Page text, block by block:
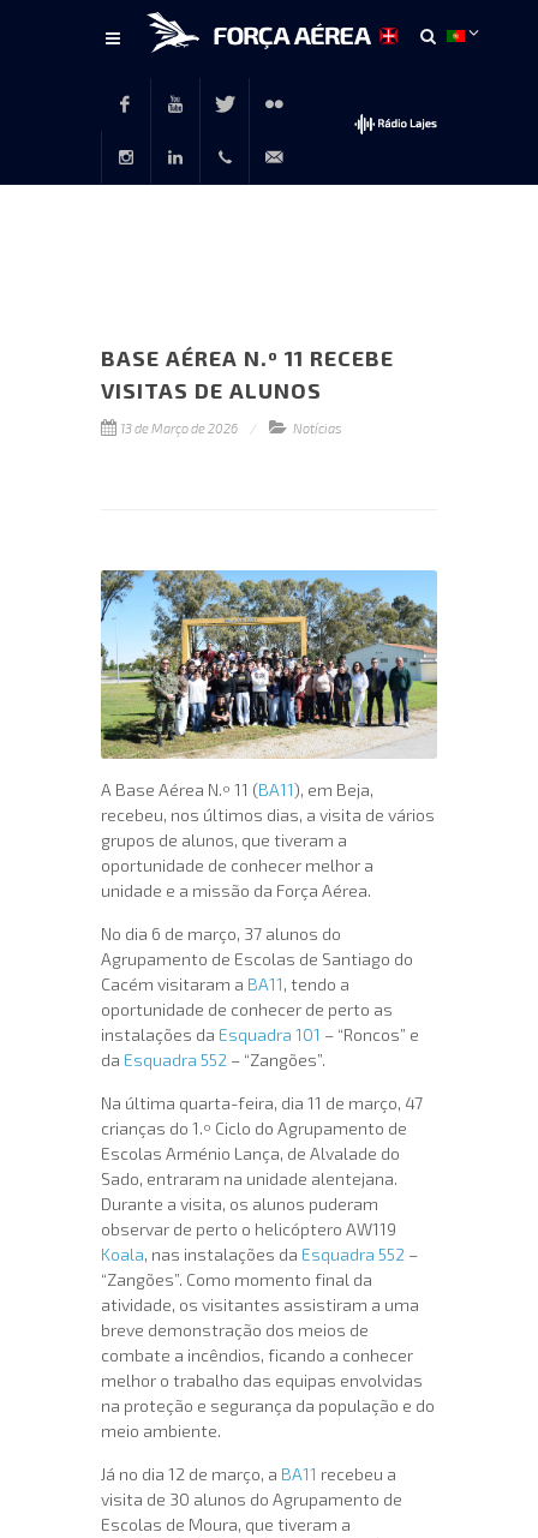
FacebookYoutubeTwitter Flickr
BASE AÉREA N.º 11 RECEBE
VISITAS DE ALUNOS
13 de Março de 2026 Notícias
A Base Aérea N.º 11 (BA11), em Beja,
recebeu, nos últimos dias, a visita de vários
grupos de alunos, que tiveram a
oportunidade de conhecer melhor a
unidade e a missão da Força Aérea.
No dia 6 de março, 37 alunos do
Agrupamento de Escolas de Santiago do
Cacém visitaram a BA11, tendo a
oportunidade de conhecer de perto as
instalações da Esquadra 101 – “Roncos” e
da Esquadra 552 – “Zangões”.
Na última quarta-feira, dia 11 de março, 47
crianças do 1.º Ciclo do Agrupamento de
Escolas Arménio Lança, de Alvalade do
Sado, entraram na unidade alentejana.
Durante a visita, os alunos puderam
observar de perto o helicóptero AW119
Koala, nas instalações da Esquadra 552 –
“Zangões”. Como momento final da
atividade, os visitantes assistiram a uma
breve demonstração dos meios de
combate a incêndios, ficando a conhecer
melhor o trabalho das equipas envolvidas
na proteção e segurança da população e do
meio ambiente.
Já no dia 12 de março, a BA11 recebeu a
visita de 30 alunos do Agrupamento de
Escolas de Moura, que tiveram a